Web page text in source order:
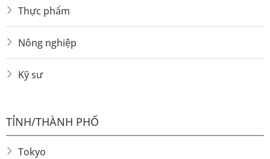
Thực phẩm
Nông nghiệp
Kỹ sư
TỈNH/THÀNH PHỐ
Tokyo